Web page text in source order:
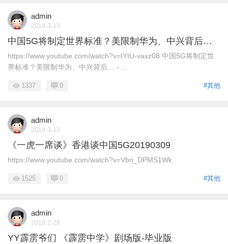
admin
2019-3-13
中国5G将制定世界标准？美限制华为、中兴背后…
https://www.youtube.com/watch?v=IYtU-vaxz08 中国5G将制定世
界标准？美限制华为、中兴背后… - ...
#其他
1337 0
admin
2019-3-13
《一虎一席谈》香港谈中国5G20190309
https://www.youtube.com/watch?v=Vbn_DPMS1Wk
#其他
1525 0
admin
2019-2-28
YY霹雳爷们 《霹雳中学》剧场版-毕业版